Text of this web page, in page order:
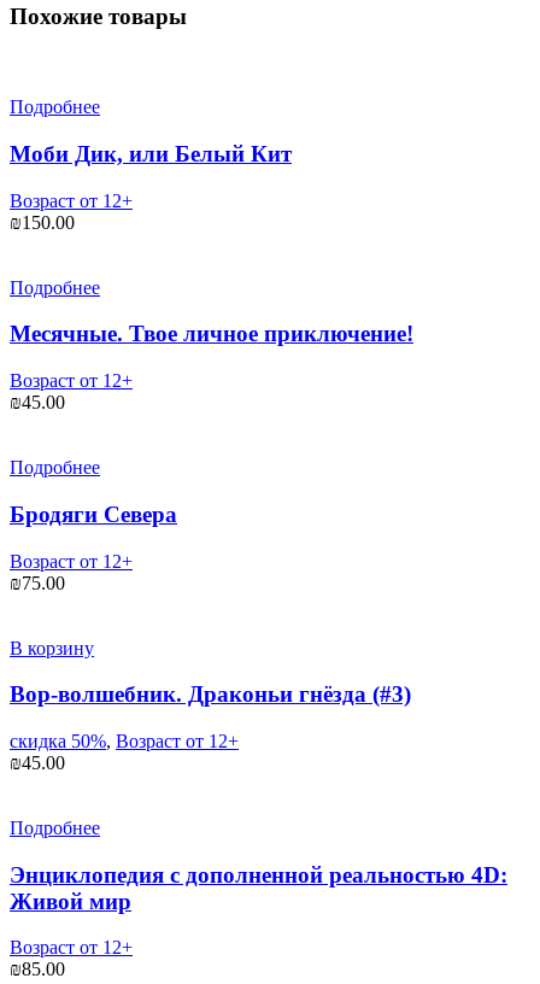
Похожие товары
Подробнее
Моби Дик, или Белый Кит
Возраст от 12+
₪150.00
Подробнее
Месячные. Твое личное приключение!
Возраст от 12+
₪45.00
Подробнее
Бродяги Севера
Возраст от 12+
₪75.00
В корзину
Вор-волшебник. Драконьи гнёзда (#3)
скидка 50%, Возраст от 12+
₪45.00
Подробнее
Энциклопедия с дополненной реальностью 4D:
Живой мир
Возраст от 12+
₪85.00